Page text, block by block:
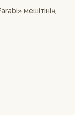
мешітінің